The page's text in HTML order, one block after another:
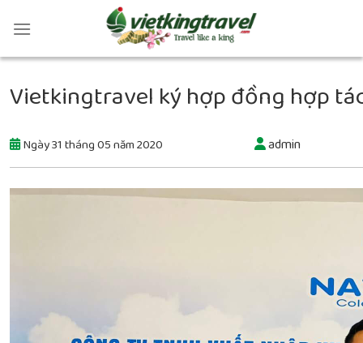
Vietkingtravel ký hợp đồng hợp
Ngày 31 tháng 05 năm 2020 admin